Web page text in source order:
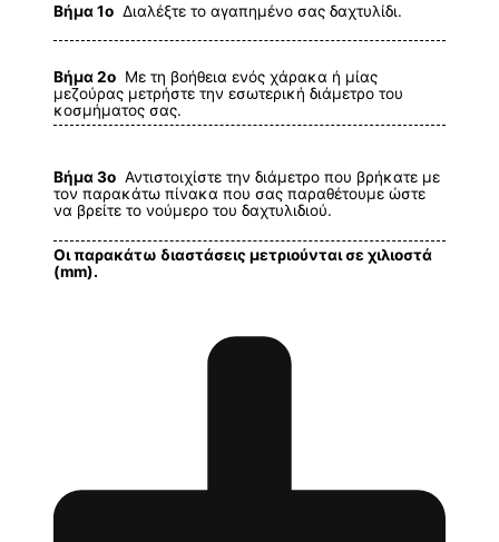
Βήμα 1ο Διαλέξτε το αγαπημένο σας δαχτυλίδι.
Βήμα 2ο Με τη βοήθεια ενός χάρακα ή μίας
μεζούρας μετρήστε την εσωτερική διάμετρο του
κοσμήματος σας.
Βήμα 3ο Αντιστοιχίστε την διάμετρο που βρήκατε με
τον παρακάτω πίνακα που σας παραθέτουμε ώστε
να βρείτε το νούμερο του δαχτυλιδιού.
Οι παρακάτω διαστάσεις μετριούνται σε χιλιοστά
(mm).